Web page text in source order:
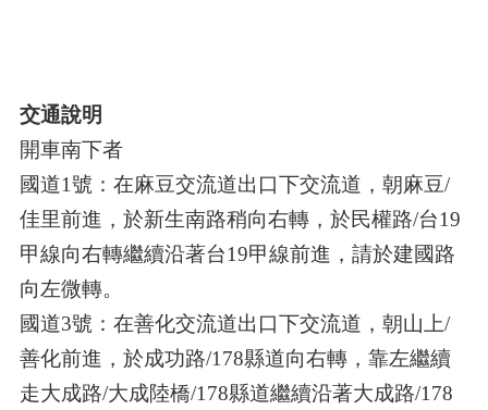
交通說明
開車南下者
國道1號：在麻豆交流道出口下交流道，朝麻豆/
佳里前進，於新生南路稍向右轉，於民權路/台19
甲線向右轉繼續沿著台19甲線前進，請於建國路
向左微轉。
國道3號：在善化交流道出口下交流道，朝山上/
善化前進，於成功路/178縣道向右轉，靠左繼續
走大成路/大成陸橋/178縣道繼續沿著大成路/178